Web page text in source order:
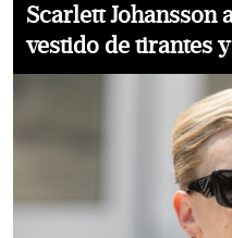
Scarlett Johansson
vestido de tirantes